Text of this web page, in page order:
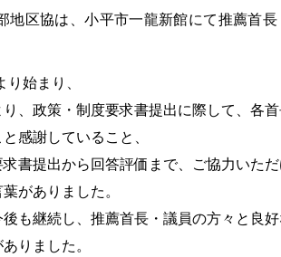
地区協は、小平市一龍新館にて推薦首
始まり、
、政策・制度要求書提出に際して、各
感謝していること、
書提出から回答評価まで、ご協力いた
がありました。
も継続し、推薦首長・議員の方々と良
りました。